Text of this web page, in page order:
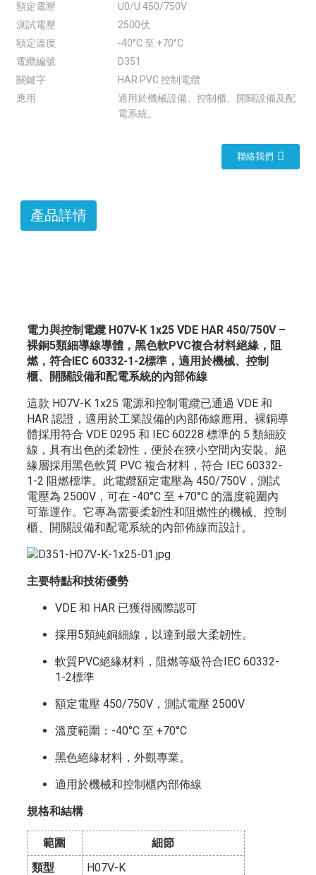
額定電壓
U0/U 450/750V
測試電壓
2500伏
額定溫度
-40°C 至 +70°C
電纜編號
D351
關鍵字
HAR PVC 控制電纜
應用
適用於機械設備、控制櫃、開關設備及配
電系統。
聯絡我們
產品詳情
電力與控制電纜 H07V-K 1x25 VDE HAR 450/750V –
裸銅5類細導線導體，黑色軟PVC複合材料絕緣，阻
燃，符合IEC 60332-1-2標準，適用於機械、控制
櫃、開關設備和配電系統的內部佈線
這款 H07V-K 1x25 電源和控制電纜已通過 VDE 和
HAR 認證，適用於工業設備的內部佈線應用。裸銅導
體採用符合 VDE 0295 和 IEC 60228 標準的 5 類細絞
線，具有出色的柔韌性，便於在狹小空間內安裝。絕
緣層採用黑色軟質 PVC 複合材料，符合 IEC 60332-
1-2 阻燃標準。此電纜額定電壓為 450/750V，測試
電壓為 2500V，可在 -40°C 至 +70°C 的溫度範圍內
可靠運作。它專為需要柔韌性和阻燃性的機械、控制
櫃、開關設備和配電系統的內部佈線而設計。
主要特點和技術優勢
VDE 和 HAR 已獲得國際認可
採用5類純銅細線，以達到最大柔韌性。
軟質PVC絕緣材料，阻燃等級符合IEC 60332-
1-2標準
額定電壓 450/750V，測試電壓 2500V
溫度範圍：-40°C 至 +70°C
黑色絕緣材料，外觀專業。
適用於機械和控制櫃內部佈線
規格和結構
範圍
細節
類型
H07V-K